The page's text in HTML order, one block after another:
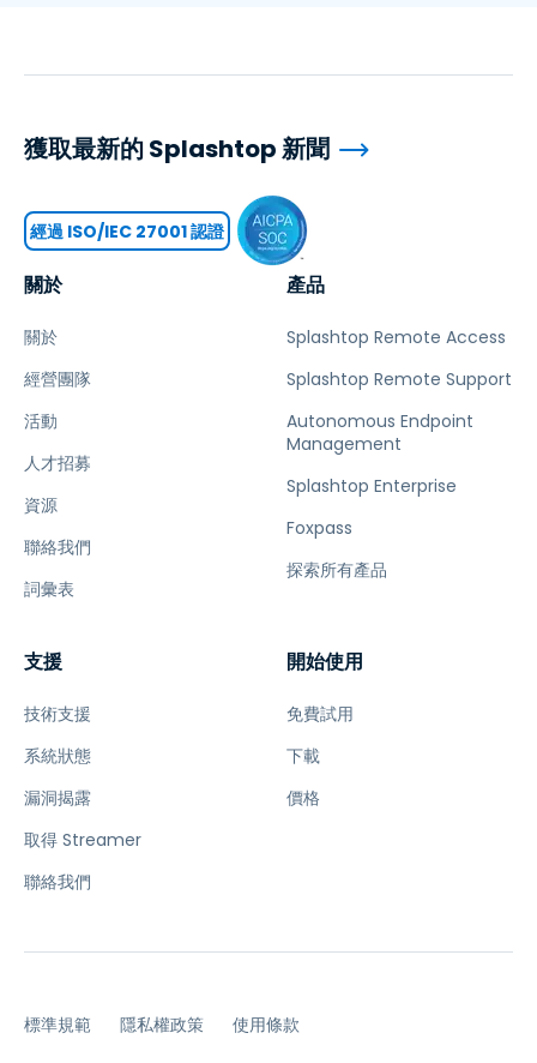
關於
關於
經營團隊
活動
人才招募
資源
聯絡我們
詞彙表
產品
Splashtop Remote Access
Splashtop Remote Support
Autonomous Endpoint
Management
Splashtop Enterprise
Foxpass
探索所有產品
支援
技術支援
系統狀態
漏洞揭露
取得 Streamer
聯絡我們
開始使用
免費試用
下載
價格
獲取最新的 Splashtop 新聞
經過 ISO/IEC 27001 認證
標準規範 隱私權政策 使用條款